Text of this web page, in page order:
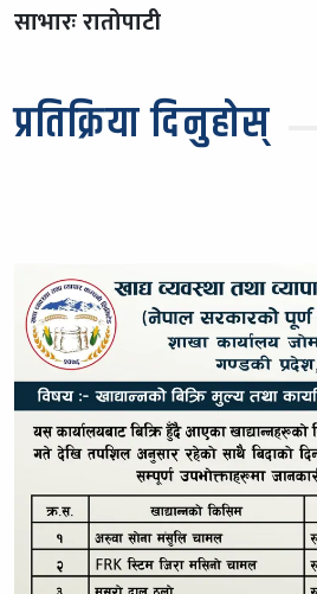
साभारः रातोपाटी
प्रतिक्रिया दिनुहोस्